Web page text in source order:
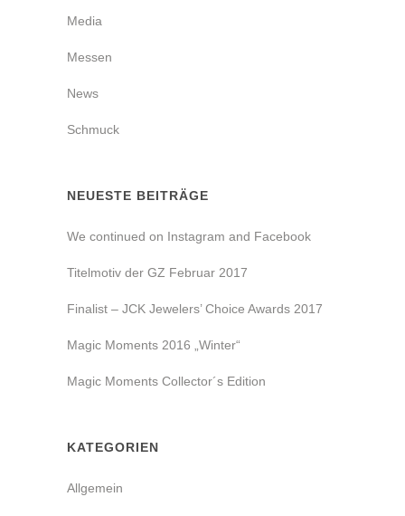
Media
Messen
News
Schmuck
NEUESTE BEITRÄGE
We continued on Instagram and Facebook
Titelmotiv der GZ Februar 2017
Finalist – JCK Jewelers’ Choice Awards 2017
Magic Moments 2016 „Winter“
Magic Moments Collector´s Edition
KATEGORIEN
Allgemein